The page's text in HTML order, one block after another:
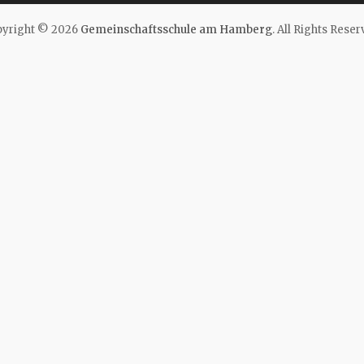
© 2026 Gemeinschaftsschule am Hamberg. All Rights